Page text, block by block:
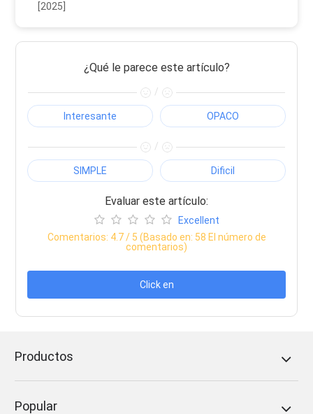
[2025]
¿Qué le parece este artículo?
/
Interesante OPACO
/
SIMPLE Dificil
Evaluar este artículo:
Excellent
Comentarios: 4.7/ 5 (Basado en: 58 El número de
comentarios)
Click en
Productos
Popular